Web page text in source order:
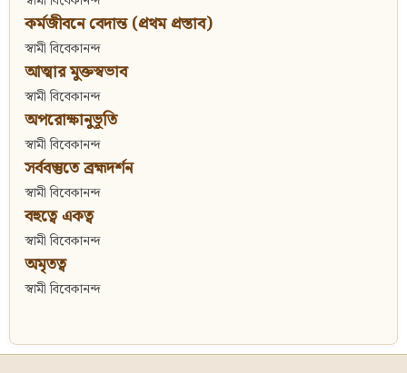
কর্মজীবনে বেদান্ত (প্রথম প্রস্তাব)
স্বামী বিবেকানন্দ
আত্মার মুক্তস্বভাব
স্বামী বিবেকানন্দ
অপরোক্ষানুভূতি
স্বামী বিবেকানন্দ
সর্ববস্তুতে ব্রহ্মদর্শন
স্বামী বিবেকানন্দ
বহুত্বে একত্ব
স্বামী বিবেকানন্দ
অমৃতত্ব
স্বামী বিবেকানন্দ